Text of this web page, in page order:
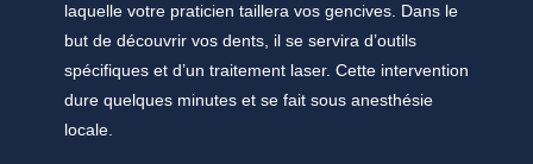
laquelle votre praticien taillera vos gencives. Dans le
but de découvrir vos dents, il se servira d’outils
spécifiques et d’un traitement laser. Cette intervention
dure quelques minutes et se fait sous anesthésie
locale.